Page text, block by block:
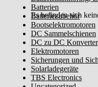
Es befinden sich
Menge
Batterien
Batteriezubehör
Bootselektromotoren
DC Sammelschienen
DC zu DC Konverter
Elektromotoren
Sicherungen und
Solarladegeräte
TBS Electronics